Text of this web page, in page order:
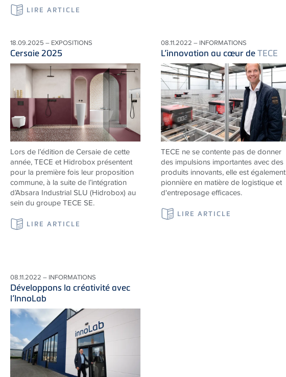
LIRE ARTICLE
18.09.2025 – EXPOSITIONS
Cersaie 2025
Lors de l’édition de Cersaie de cette
année, TECE et Hidrobox présentent
pour la première fois leur proposition
commune, à la suite de l’intégration
d’Absara Industrial SLU (Hidrobox) au
sein du groupe TECE SE.
LIRE ARTICLE
08.11.2022 – INFORMATIONS
L’innovation au cœur deTECE
TECE ne se contente pas de donner
des impulsions importantes avec des
produits innovants, elle est également
pionnière en matière de logistique et
d'entreposage efficaces.
LIRE ARTICLE
08.11.2022 – INFORMATIONS
Développons la créativité avec
l’InnoLab